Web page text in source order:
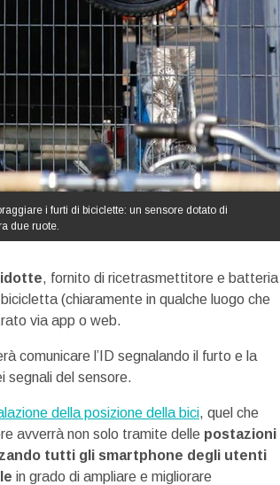
i furti di biciclette: un sensore dotato di
due ruote.
, fornito di ricetrasmettitore e batteria
(chiaramente in qualche luogo che
via app o web.
comunicare l’ID segnalando il furto e la
segnali del sensore.
della posizione della bici, quel che
avverrà non solo tramite delle postazioni
tutti gli smartphone degli utenti
in grado di ampliare e migliorare